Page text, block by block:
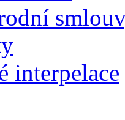
interpelace